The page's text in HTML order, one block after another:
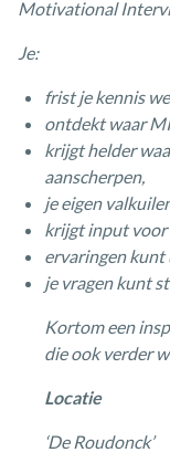
Motivational
Je:
frist je kennis
ontdekt waar
krijgt helder
aanscherpen,
je eigen
krijgt input voor
ervaringen kunt
je vragen kunt
Kortom een
die ook verder
Locatie
‘De Roudonck’